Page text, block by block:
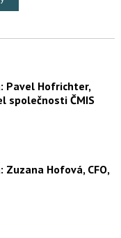
Pavel Hofrichter,
společnosti ČMIS
Zuzana Hofová, CFO,